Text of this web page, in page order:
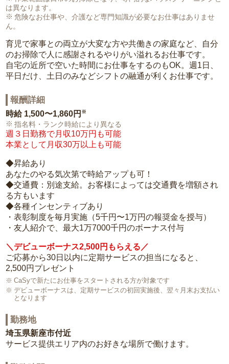
は異なります。
危険なお仕事や、介護など専門知識が必要なお仕事はありませ
ん。
育児で家事との両立が大変な方や共働きの家庭など、自分
のお掃除で人に感謝されるやりがい溢れるお仕事です。
自宅の近所で空いた時間にお仕事をするのもOK。週1日、
平日だけ、土日のみなどシフトの融通が利くお仕事です。
報酬詳細
時給 1,500〜1,860円 ※
指名料・ランク時給により異なる
週３日勤務で月収10万円も可能
本業として月収30万以上も可能
◆昇給あり
あなたのやる気次第で時給アップも可！
◆交通費：別途支給。お客様によっては交通費を増額され
る方もいます
◆各種インセンティブあり
・表彰制度を毎月実施（5千円〜1万円の報奨金を授与）
・友人紹介で、最大1万7000千円のボーナス付与
＼デビューボーナス2,500円もらえる／
ご応募から30日以内に定期サービスの担当になると、
2,500円プレゼント
CaSyで新たにお仕事をスタートされる方が対象です
デビューボーナスは、定期サービスの初回実施後、翌々月末お支払い
となります
勤務地
埼玉県新座市付近
サービス提供エリア内のお好きな場所で働けます。